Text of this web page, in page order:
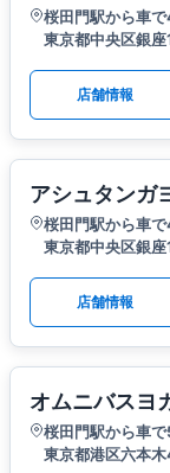
桜田門駅から車
東京都中央区銀
店舗情報
アシュタンガ
桜田門駅から車
東京都中央区銀
店舗情報
オムニバスヨ
桜田門駅から車
東京都港区六本